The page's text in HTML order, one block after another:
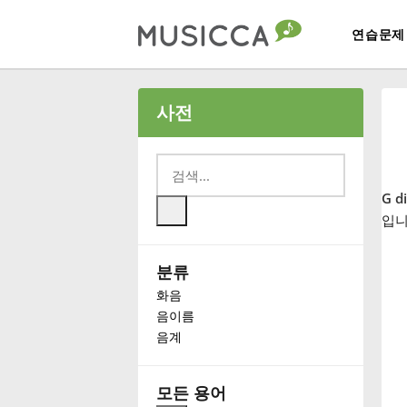
연습문제
Български
Deutsch
English
Español
사전
분류
화음
음이름
음계
모든 용어
G
입